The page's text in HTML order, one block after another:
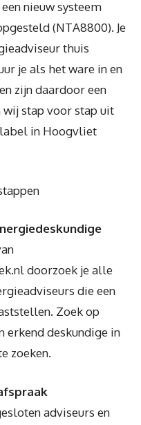
nieuw systeem
(NTA8800). Je
thuis
je als het ware in en
zijn daardoor een
stap voor stap uit
in Hoogvliet
doorzoek je alle
die een
Zoek op
erkend deskundige in
zoeken.
adviseurs en